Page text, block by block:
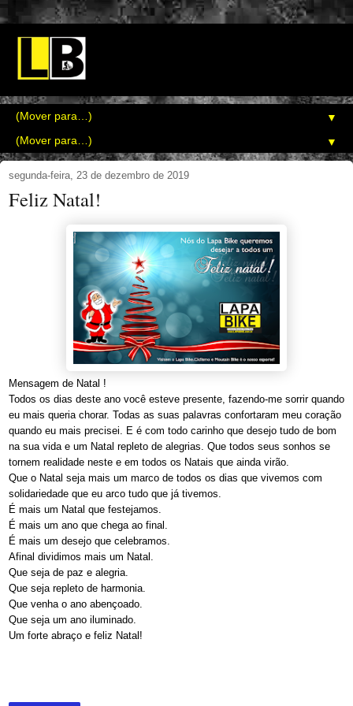
▼
▼
segunda-feira, 23 de dezembro de 2019
Feliz Natal!
Mensagem de Natal !
Todos os dias deste ano você esteve presente, fazendo-me sorrir quando
eu mais queria chorar. Todas as suas palavras confortaram meu coração
quando eu mais precisei. E é com todo carinho que desejo tudo de bom
na sua vida e um Natal repleto de alegrias. Que todos seus sonhos se
tornem realidade neste e em todos os Natais que ainda virão.
Que o Natal seja mais um marco de todos os dias que vivemos com
solidariedade que eu arco tudo que já tivemos.
É mais um Natal que festejamos.
É mais um ano que chega ao final.
É mais um desejo que celebramos.
Afinal dividimos mais um Natal.
Que seja de paz e alegria.
Que seja repleto de harmonia.
Que venha o ano abençoado.
Que seja um ano iluminado.
Um forte abraço e feliz Natal!